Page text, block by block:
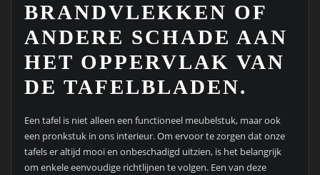
BRANDVLEKKEN OF
ANDERE SCHADE AAN
HET OPPERVLAK VAN
DE TAFELBLADEN.
Een tafel is niet alleen een functioneel meubelstuk, maar ook
een pronkstuk in ons interieur. Om ervoor te zorgen dat onze
tafels er altijd mooi en onbeschadigd uitzien, is het belangrijk
om enkele eenvoudige richtlijnen te volgen. Een van deze